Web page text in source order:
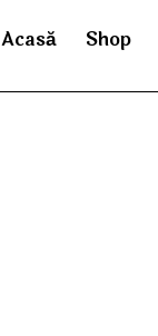
Acasă Shop